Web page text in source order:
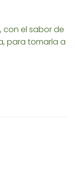
con el sabor de
para tomarla a